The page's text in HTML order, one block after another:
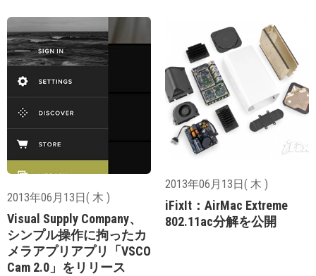
2013年06月13日( 木 )
Visual Supply Company、
シンプル操作に拘ったカ
メラアプリアプリ「VSCO
Cam 2.0」をリリース
2013年06月13日( 木 )
iFixIt：AirMac Extreme
802.11ac分解を公開